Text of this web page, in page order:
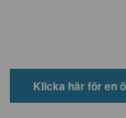
Klicka här för en